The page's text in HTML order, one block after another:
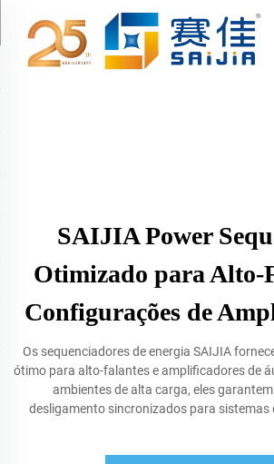
SAIJIA Power
Otimizado para Alto-
Configurações de
Os sequenciadores de energia SAIJIA
ótimo para alto-falantes e amplificadores de
ambientes de alta carga, eles
desligamento sincronizados para sistemas